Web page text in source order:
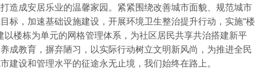
造成安居乐业的温馨家园。紧紧围绕改善城市面貌、规范城市
标，加速基础设施建设，开展环境卫生整治提升行动，实施“楼
楼栋为单元的网格管理体系，为社区居民共享共治搭建新平
成教育，摒弃陋习，以实际行动树立文明新风尚，为推进全民
建设和管理水平的征途永无止境，我们始终在路上。